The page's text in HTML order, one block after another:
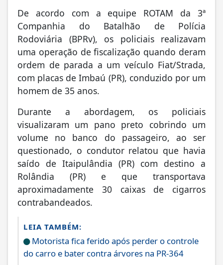
De acordo com a equipe ROTAM da 3ª
Companhia do Batalhão de Polícia
Rodoviária (BPRv), os policiais realizavam
uma operação de fiscalização quando deram
ordem de parada a um veículo Fiat/Strada,
com placas de Imbaú (PR), conduzido por um
homem de 35 anos.
Durante a abordagem, os policiais
visualizaram um pano preto cobrindo um
volume no banco do passageiro, ao ser
questionado, o condutor relatou que havia
saído de Itaipulândia (PR) com destino a
Rolândia (PR) e que transportava
aproximadamente 30 caixas de cigarros
contrabandeados.
LEIA TAMBÉM:
Motorista fica ferido após perder o controle
do carro e bater contra árvores na PR-364